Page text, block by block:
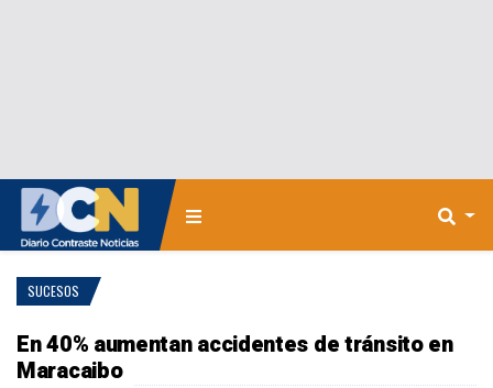
SUCESOS
En 40% aumentan accidentes de tránsito en
Maracaibo